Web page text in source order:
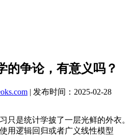
的争论，有意义吗？
| 发布时间：2025-02-28
是统计学披了一层光鲜的外衣。
用逻辑回归或者广义线性模型